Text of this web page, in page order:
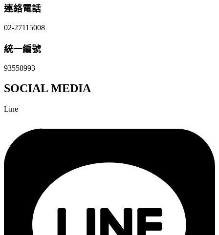
連絡電話
02-27115008
統一編號
93558993
SOCIAL MEDIA
Line